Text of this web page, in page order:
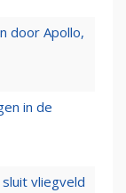
door Apollo,
in de
vliegveld